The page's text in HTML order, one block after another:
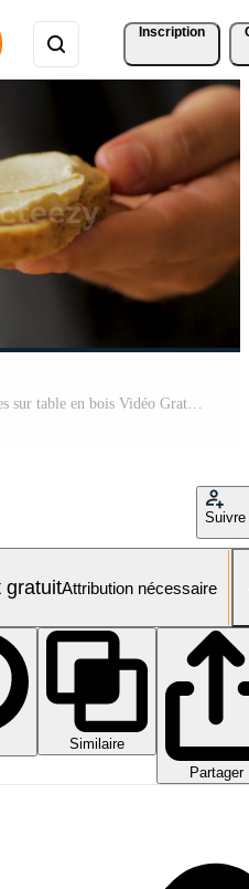
Inscription
toasts frais avec avocat et tomates sur table en bois Vidéo Gratuite
Suivre
gratuitAttribution nécessaire
Similaire
Partager